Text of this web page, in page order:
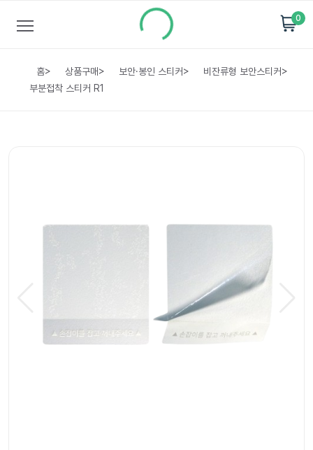
0
홈> 상품구매> 보안·봉인 스티커> 비잔류형 보안스티커>
부분접착 스티커 R1